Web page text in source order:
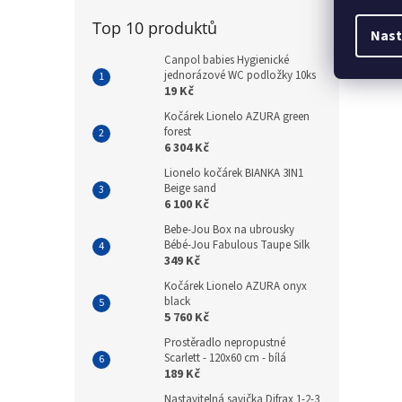
Top 10 produktů
Canpol babies Hygienické
jednorázové WC podložky 10ks
19 Kč
Kočárek Lionelo AZURA green
forest
6 304 Kč
Lionelo kočárek BIANKA 3IN1
Beige sand
6 100 Kč
Bebe-Jou Box na ubrousky
Bébé-Jou Fabulous Taupe Silk
349 Kč
Kočárek Lionelo AZURA onyx
black
5 760 Kč
Prostěradlo nepropustné
Scarlett - 120x60 cm - bílá
189 Kč